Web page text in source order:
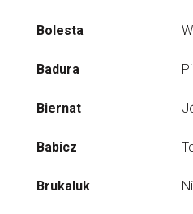
Bolesta
Badura
Biernat
Babicz
Brukaluk